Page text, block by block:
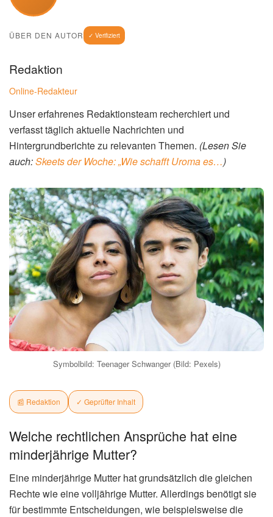
ÜBER DEN AUTOR ✓ Verifiziert
Redaktion
Online-Redakteur
Unser erfahrenes Redaktionsteam recherchiert und
verfasst täglich aktuelle Nachrichten und
Hintergrundberichte zu relevanten Themen. (Lesen Sie
auch:Skeets der Woche: „Wie schafft Uroma es…)
Symbolbild: Teenager Schwanger (Bild: Pexels)
📰 Redaktion ✓ Geprüfter Inhalt
Welche rechtlichen Ansprüche hat eine
minderjährige Mutter?
Eine minderjährige Mutter hat grundsätzlich die gleichen
Rechte wie eine volljährige Mutter. Allerdings benötigt sie
für bestimmte Entscheidungen, wie beispielsweise die